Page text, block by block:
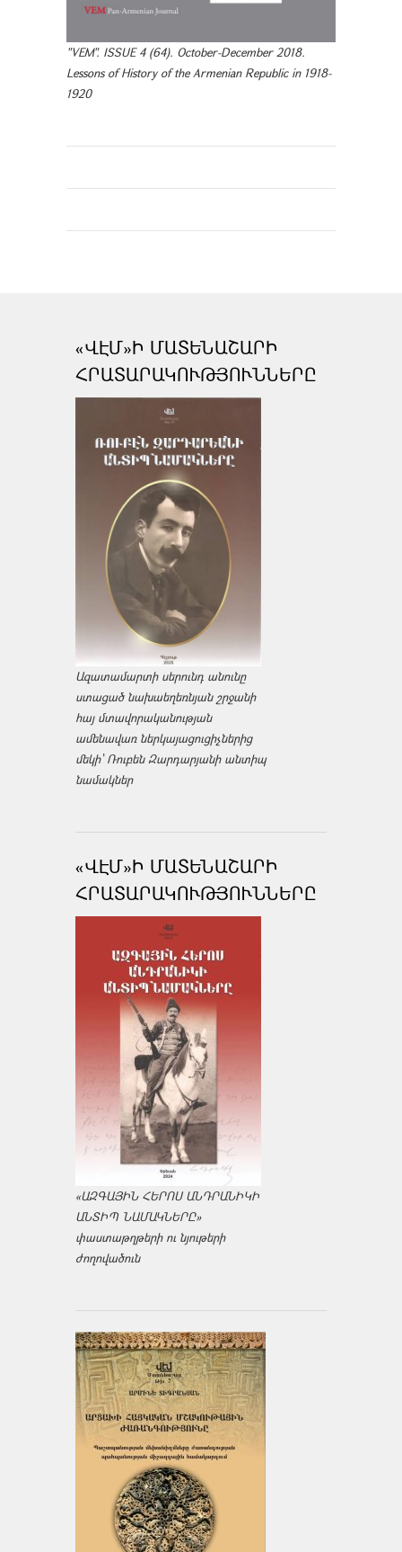
"VEM". ISSUE 4 (64). October-December 2018.
Lessons of History of the Armenian Republic in 1918-
1920
«ՎԷՄ»Ի ՄԱՏԵՆԱՇԱՐԻ
ՀՐԱՏԱՐԱԿՈՒԹՅՈՒՆՆԵՐԸ
Ազատամարտի սերունդ անունը
ստացած նախաեղեռնյան շրջանի
հայ մտավորականության
ամենավառ ներկայացուցիչներից
մեկի՝ Ռուբեն Զարդարյանի անտիպ
նամակներ
«ՎԷՄ»Ի ՄԱՏԵՆԱՇԱՐԻ
ՀՐԱՏԱՐԱԿՈՒԹՅՈՒՆՆԵՐԸ
«ԱԶԳԱՅԻՆ ՀԵՐՈՍ ԱՆԴՐԱՆԻԿԻ
ԱՆՏԻՊ ՆԱՄԱԿՆԵՐԸ»
փաստաթղթերի ու նյութերի
ժողովածուն